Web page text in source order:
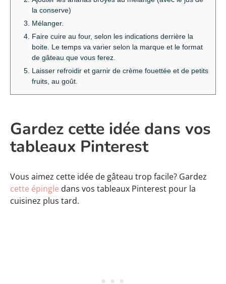
la conserve)
Mélanger.
Faire cuire au four, selon les indications derrière la
boite. Le temps va varier selon la marque et le format
de gâteau que vous ferez.
Laisser refroidir et garnir de crème fouettée et de petits
fruits, au goût.
Gardez cette idée dans vos
tableaux Pinterest
Vous aimez cette idée de gâteau trop facile? Gardez
cette épingle dans vos tableaux Pinterest pour la
cuisinez plus tard.